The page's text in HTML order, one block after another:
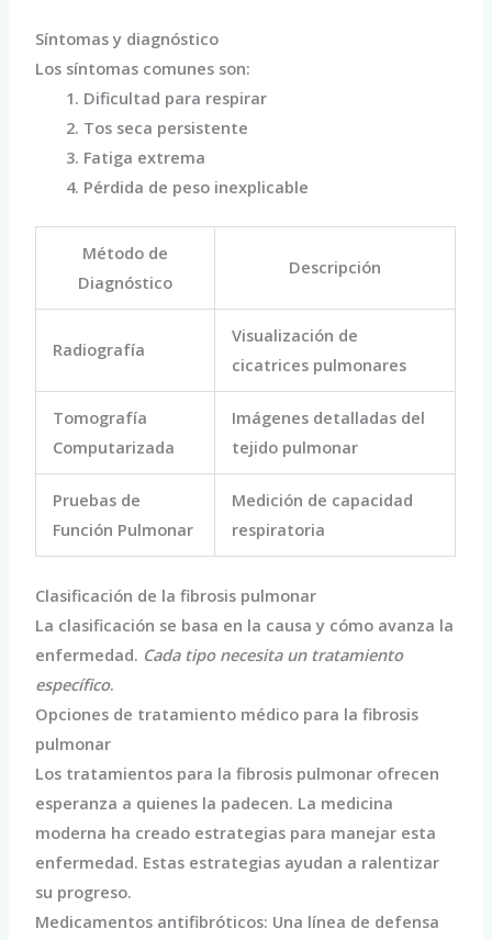
Síntomas y diagnóstico
Los síntomas comunes son:
Dificultad para respirar
Tos seca persistente
Fatiga extrema
Pérdida de peso inexplicable
Método de
Diagnóstico
Descripción
Radiografía
Visualización de
cicatrices pulmonares
Tomografía
Computarizada
Imágenes detalladas del
tejido pulmonar
Pruebas de
Función Pulmonar
Medición de capacidad
respiratoria
Clasificación de la fibrosis pulmonar
La clasificación se basa en la causa y cómo avanza la
enfermedad. Cada tipo necesita un tratamiento
específico.
Opciones de tratamiento médico para la fibrosis
pulmonar
Los tratamientos para la fibrosis pulmonar ofrecen
esperanza a quienes la padecen. La medicina
moderna ha creado estrategias para manejar esta
enfermedad. Estas estrategias ayudan a ralentizar
su progreso.
Medicamentos antifibróticos: Una línea de defensa